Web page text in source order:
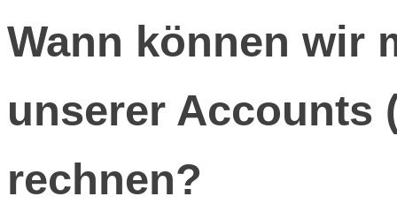
Wann können wir
unserer Accounts
rechnen?